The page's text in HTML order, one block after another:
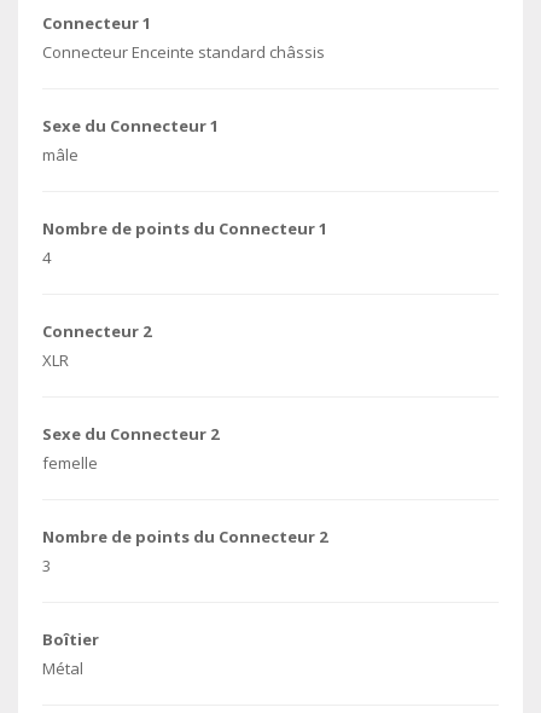
Connecteur 1
Connecteur Enceinte standard châssis
Sexe du Connecteur 1
mâle
Nombre de points du Connecteur 1
4
Connecteur 2
XLR
Sexe du Connecteur 2
femelle
Nombre de points du Connecteur 2
3
Boîtier
Métal